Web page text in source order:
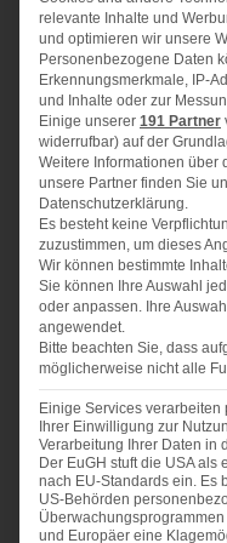
23 cm:
250 gMehl
115 gZucker
50 gbrauner Zucker
gehäufter EL Kakao
TL Zimt
TL Lebkuchengewürz
Päckchen Backpulver
350ml Milch
EL Rapsöl
Weißer Schokoguss
grüne Farbe (bei mir
Sprinkles nach
relevante Inhalte und
und optimieren wir unsere
Personenbezogene Daten
Erkennungsmerkmale, IP-
und Inhalte oder zur
Einige unserer 191 Partner
widerrufbar) auf der
Weitere Informationen über
unsere Partner finden Sie
Datenschutzerklärung.
Es besteht keine
zuzustimmen, um dieses
Wir können bestimmte
Sie können Ihre Auswahl
oder anpassen. Ihre
angewendet.
Bitte beachten Sie, dass
möglicherweise nicht alle
Einige Services
Ihrer Einwilligung zur
Verarbeitung Ihrer Daten in
Der EuGH stuft die USA
nach EU-Standards ein. Es
US-Behörden
und Europäer eine